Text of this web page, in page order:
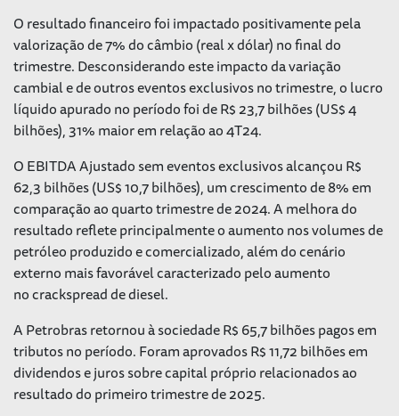
O resultado financeiro foi impactado positivamente pela
valorização de 7% do câmbio (real x dólar) no final do
trimestre. Desconsiderando este impacto da variação
cambial e de outros eventos exclusivos no trimestre, o lucro
líquido apurado no período foi de R$ 23,7 bilhões (US$ 4
bilhões), 31% maior em relação ao 4T24.
O EBITDA Ajustado sem eventos exclusivos alcançou R$
62,3 bilhões (US$ 10,7 bilhões), um crescimento de 8% em
comparação ao quarto trimestre de 2024. A melhora do
resultado reflete principalmente o aumento nos volumes de
petróleo produzido e comercializado, além do cenário
externo mais favorável caracterizado pelo aumento
nocrackspreadde diesel.
A Petrobras retornou à sociedade R$ 65,7 bilhões pagos em
tributos no período. Foram aprovados R$ 11,72 bilhões em
dividendos e juros sobre capital próprio relacionados ao
resultado do primeiro trimestre de 2025.